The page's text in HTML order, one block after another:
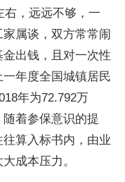
，远远不够，一
属谈，双方常常闹
出钱，且对一次性
年度全国城镇居民
年为72.792万
着参保意识的提
算入标书内，由业
成本压力。